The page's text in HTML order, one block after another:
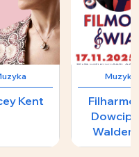
Kent
Muzyka
Malicki